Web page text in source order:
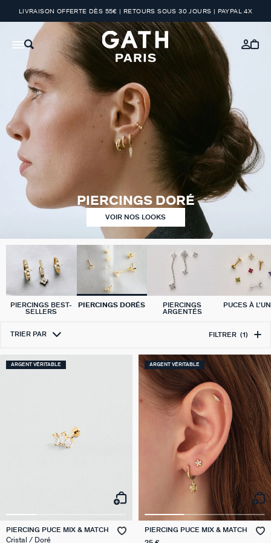
LIVRAISON OFFERTE DÈS 55€ | RETOURS SOUS 30 JOURS | PAYPAL 4X
PIERCINGS DORÉ
VOIR NOS LOOKS
PIERCINGS BEST-
SELLERS
PIERCINGS DORÉS
PIERCINGS
ARGENTÉS
PUCES À
TRIER PAR FILTRER (1)
ARGENT VÉRITABLE
PIERCING PUCE MIX & MATCH
Cristal / Doré
ARGENT VÉRITABLE
PIERCING PUCE MIX & MATCH